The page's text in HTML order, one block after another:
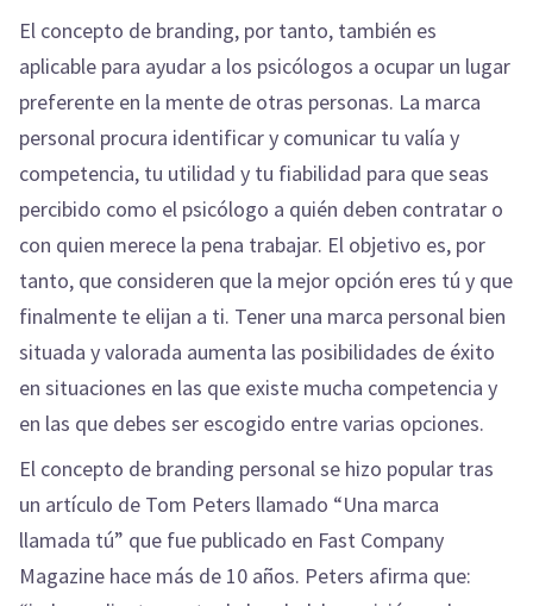
El concepto de branding, por tanto, también es
aplicable para ayudar a los psicólogos a ocupar un lugar
preferente en la mente de otras personas. La marca
personal procura identificar y comunicar tu valía y
competencia, tu utilidad y tu fiabilidad para que seas
percibido como el psicólogo a quién deben contratar o
con quien merece la pena trabajar. El objetivo es, por
tanto, que consideren que la mejor opción eres tú y que
finalmente te elijan a ti. Tener una marca personal bien
situada y valorada aumenta las posibilidades de éxito
en situaciones en las que existe mucha competencia y
en las que debes ser escogido entre varias opciones.
El concepto de branding personal se hizo popular tras
un artículo de Tom Peters llamado “Una marca
llamada tú” que fue publicado en Fast Company
Magazine hace más de 10 años. Peters afirma que: